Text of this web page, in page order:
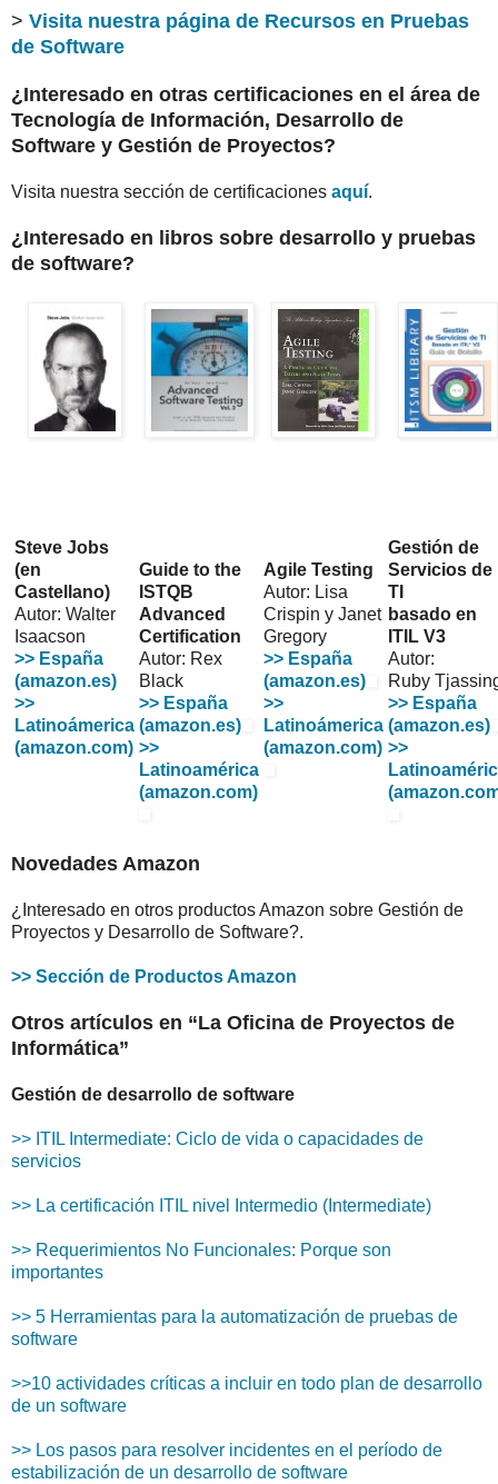
> Visita nuestra página de Recursos en Pruebas
de Software
¿Interesado en otras certificaciones en el área de
Tecnología de Información, Desarrollo de
Software y Gestión de Proyectos?
Visita nuestra sección de certificaciones aquí.
¿Interesado en libros sobre desarrollo y pruebas
de software?
Steve Jobs
(en
Castellano)
Autor: Walter
Isaacson
>> España
(amazon.es)
>>
Latinoámerica
(amazon.com)
Guide to the
ISTQB
Advanced
Certification
Autor: Rex
Black
>> España
(amazon.es)
>>
Latinoamérica
(amazon.com)
Agile Testing
Autor: Lisa
Crispin y Janet
Gregory
>> España
(amazon.es)
>>
Latinoámerica
(amazon.com)
Gestión de
Servicios de
TI
basado en
ITIL V3
Autor:
Ruby
>> España
(amazon.es)
>>
Novedades Amazon
¿Interesado en otros productos Amazon sobre Gestión de
Proyectos y Desarrollo de Software?.
>> Sección de Productos Amazon
Otros artículos en “La Oficina de Proyectos de
Informática”
Gestión de desarrollo de software
>> ITIL Intermediate: Ciclo de vida o capacidades de
servicios
>> La certificación ITIL nivel Intermedio (Intermediate)
>> Requerimientos No Funcionales: Porque son
importantes
>> 5 Herramientas para la automatización de pruebas de
software
>>10 actividades críticas a incluir en todo plan de desarrollo
de un software
>> Los pasos para resolver incidentes en el período de
estabilización de un desarrollo de software